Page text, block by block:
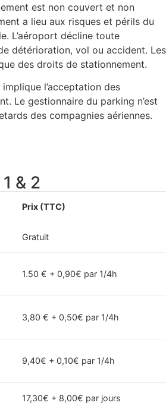
est non couvert et non
a lieu aux risques et périls du
L’aéroport décline toute
détérioration, vol ou accident. Les
des droits de stationnement.
l’acceptation des
Le gestionnaire du parking n’est
des compagnies aériennes.
& 2
Prix (TTC)
Gratuit
1.50 € + 0,90€ par 1/4h
3,80 € + 0,50€ par 1/4h
9,40€ + 0,10€ par 1/4h
17,30€ + 8,00€ par jours